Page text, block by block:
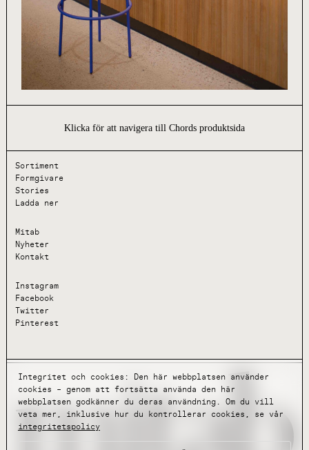
Klicka för att navigera till Chords produktsida
Sortiment
Formgivare
Stories
Ladda ner
Mitab
Nyheter
Kontakt
Instagram
Facebook
Twitter
Pinterest
Integritet och cookies: Den här webbplatsen använder
cookies – genom att fortsätta använda den här
webbplatsen godkänner du deras användning. Om du vill
veta mer, inklusive hur du kontrollerar cookies, se vår
integritetspolicy